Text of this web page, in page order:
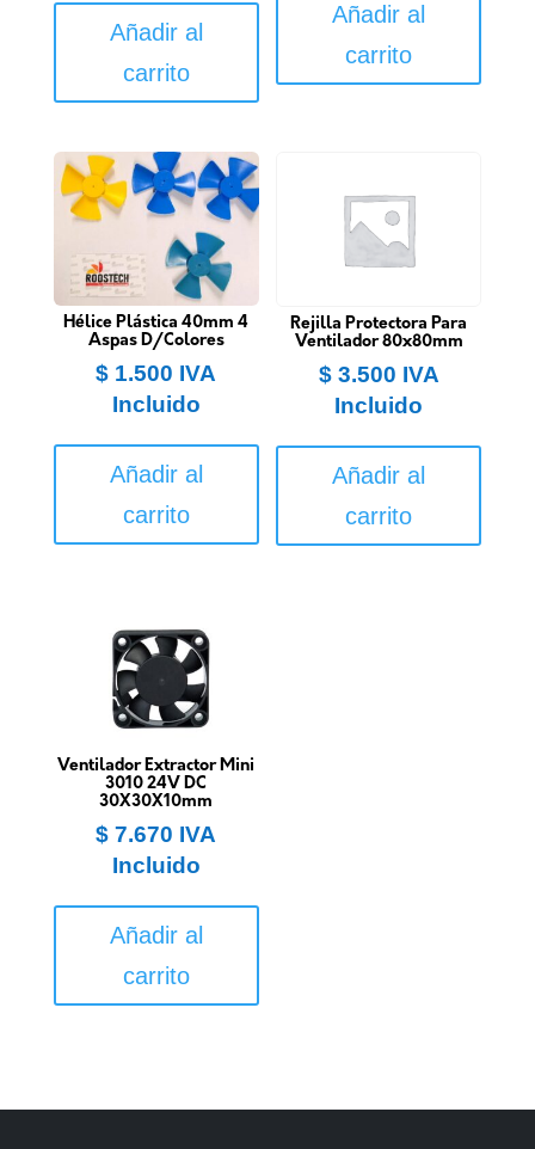
Añadir al
carrito
Añadir al
carrito
Hélice Plástica 40mm 4
Aspas D/Colores
$ 1.500 IVA
Incluido
Añadir al
carrito
Rejilla Protectora Para
Ventilador 80x80mm
$3.500 IVA
Incluido
Añadir al
carrito
Ventilador Extractor Mini
3010 24V DC
30X30X10mm
$ 7.670 IVA
Incluido
Añadir al
carrito